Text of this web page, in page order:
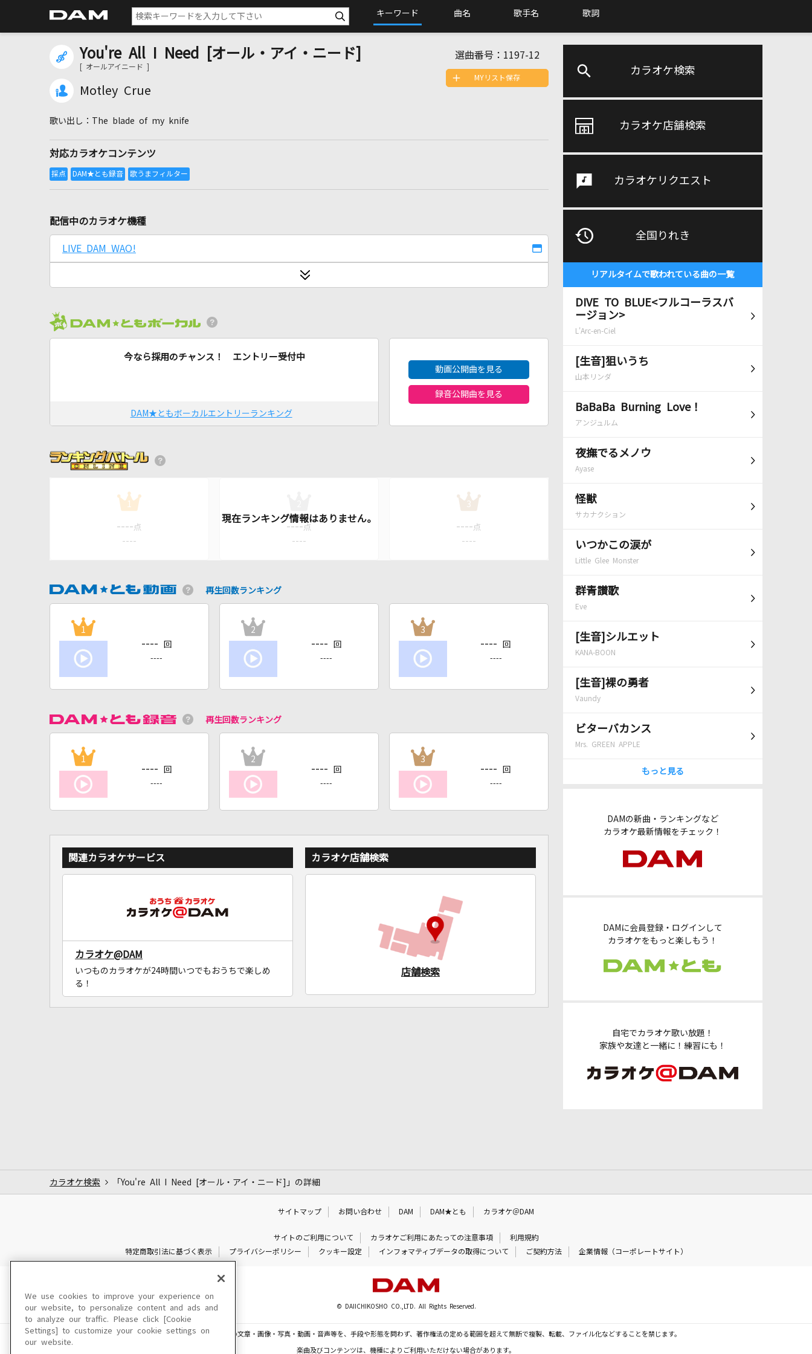
キーワード 曲名 歌手名 歌詞
カラオケ検索
カラオケ店舗検索
カラオケリクエスト
全国りれき
リアルタイムで歌われている曲の一覧
DIVE TO BLUE<フルコーラスバ
ージョン>
L'Arc-en-Ciel
[生音]狙いうち
山本リンダ
BaBaBa Burning Love！
アンジュルム
夜撫でるメノウ
Ayase
怪獣
サカナクション
いつかこの涙が
Little Glee Monster
群青讃歌
Eve
[生音]シルエット
KANA-BOON
[生音]裸の勇者
Vaundy
ビターバカンス
Mrs. GREEN APPLE
もっと見る
DAMの新曲・ランキングなど
カラオケ最新情報をチェック！
DAMに会員登録・ログインして
カラオケをもっと楽しもう！
自宅でカラオケ歌い放題！
家族や友達と一緒に！練習にも！
You're All I Need [オール・アイ・ニード]
[ オールアイニード ]
Motley Crue
選曲番号： 1197-12
The blade of my knife
対応カラオケコンテンツ
MYリスト保存
配信中のカラオケ機種
LIVE DAM WAO!
今なら採用のチャンス！ エントリー受付中
DAM★ともボーカルエントリーランキング
動画公開曲を見る
録音公開曲を見る
1
---- 点
----
---- 点
----
3
---- 点
----
再生回数ランキング
1
---- 回
----
2
---- 回
----
3
---- 回
----
再生回数ランキング
1
---- 回
----
2
---- 回
----
3
---- 回
----
関連カラオケサービス
カラオケ@DAM
いつものカラオケが24時間いつでもおうちで楽しめ
る！
カラオケ店舗検索
店舗検索
カラオケ検索 「You're All I Need [オール・アイ・ニード]」の詳細
サイトマップ お問い合わせ DAM DAM★とも カラオケ＠DAM
サイトのご利用について カラオケご利用にあたっての注意事項
利用規約
特定商取引法に基づく表示
プライバシーポリシー クッキー設定 インフォマティブデータの取得について ご契約方法 企業情報（コーポレートサイト）
© DAIICHIKOSHO CO.,LTD. All Rights Reserved.
このサイトに掲載されている一切の文章・画像・写真・動画・音声等を、手段や形態を問わず、著作権法の定める範囲を超えて無断で複製、転載、ファイル化などすることを禁じます。
楽曲及びコンテンツは、機種によりご利用いただけない場合があります。
We use cookies to improve your experience on
our website, to personalize content and ads and
to analyze our traffic. Please click [Cookie
Settings] to customize your cookie settings on
our website.